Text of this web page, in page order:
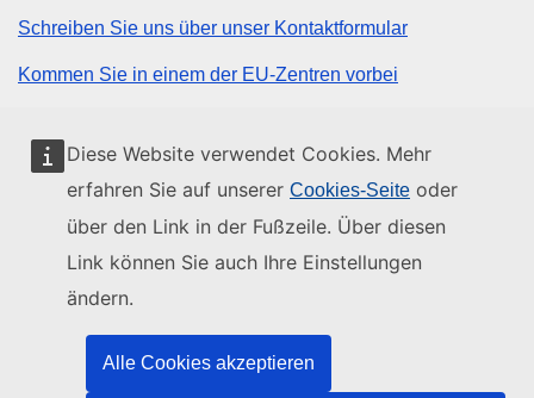
Diese Website verwendet Cookies. Mehr
erfahren Sie auf unserer Cookies-Seite oder
über den Link in der Fußzeile. Über diesen
Link können Sie auch Ihre Einstellungen
ändern.
Alle Cookies akzeptieren
Schreiben Sie uns über unser Kontaktformular
Kommen Sie in einem der EU-Zentren vorbei
Soziale Medien
Organe und Einrichtungen der EU